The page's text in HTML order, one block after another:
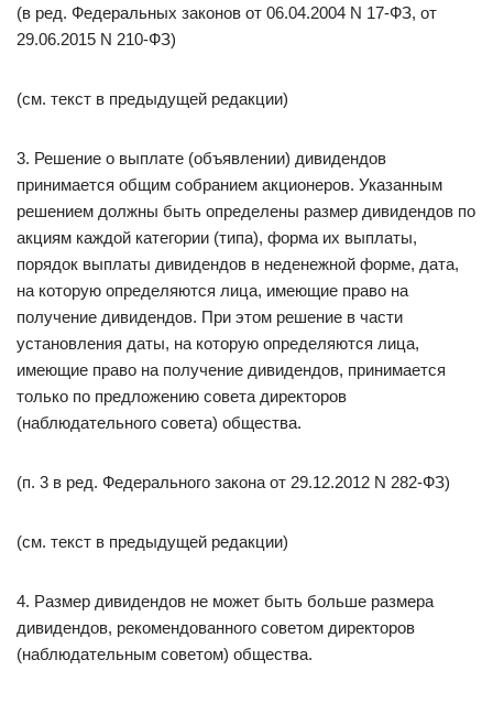
(в ред. Федеральных законов от 06.04.2004 N 17-ФЗ, от
29.06.2015 N 210-ФЗ)
(см. текст в предыдущей редакции)
3. Решение о выплате (объявлении) дивидендов
принимается общим собранием акционеров. Указанным
решением должны быть определены размер дивидендов по
акциям каждой категории (типа), форма их выплаты,
порядок выплаты дивидендов в неденежной форме, дата,
на которую определяются лица, имеющие право на
получение дивидендов. При этом решение в части
установления даты, на которую определяются лица,
имеющие право на получение дивидендов, принимается
только по предложению совета директоров
(наблюдательного совета) общества.
(п. 3 в ред. Федерального закона от 29.12.2012 N 282-ФЗ)
(см. текст в предыдущей редакции)
4. Размер дивидендов не может быть больше размера
дивидендов, рекомендованного советом директоров
(наблюдательным советом) общества.